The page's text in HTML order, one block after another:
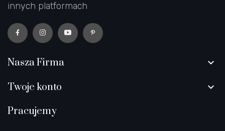
innych platformach
Nasza Firma 
Twoje konto 
Pracujemy